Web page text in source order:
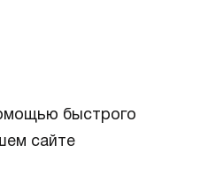
быстрого
сайте